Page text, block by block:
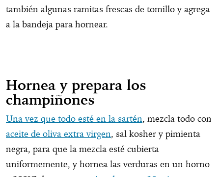
también algunas ramitas frescas de tomillo y agrega
a la bandeja para hornear.
Hornea y prepara los
champiñones
Una vez que todo esté en la sartén, mezcla todo con
aceite de oliva extra virgen, sal kosher y pimienta
negra, para que la mezcla esté cubierta
uniformemente, y hornea las verduras en un horno